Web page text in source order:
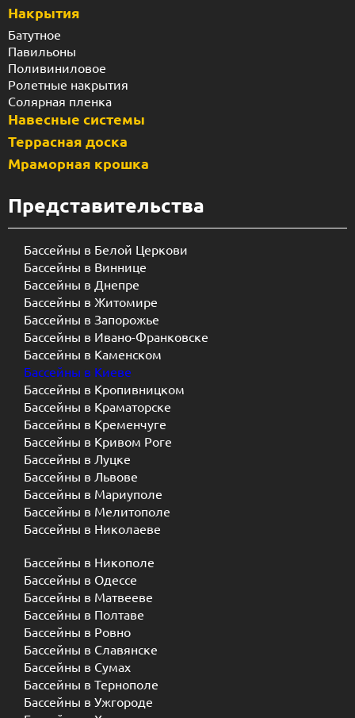
Накрытия
Батутное
Павильоны
Поливиниловое
Ролетные накрытия
Солярная пленка
Навесные системы
Террасная доска
Мраморная крошка
Представительства
Бассейны в Белой Церкови
Бассейны в Виннице
Бассейны в Днепре
Бассейны в Житомире
Бассейны в Запорожье
Бассейны в Ивано-Франковске
Бассейны в Каменском
Бассейны в Киеве
Бассейны в Кропивницком
Бассейны в Краматорске
Бассейны в Кременчуге
Бассейны в Кривом Роге
Бассейны в Луцке
Бассейны в Львове
Бассейны в Мариуполе
Бассейны в Мелитополе
Бассейны в Николаеве
Бассейны в Никополе
Бассейны в Одессе
Бассейны в Матвееве
Бассейны в Полтаве
Бассейны в Ровно
Бассейны в Славянске
Бассейны в Сумах
Бассейны в Тернополе
Бассейны в Ужгороде